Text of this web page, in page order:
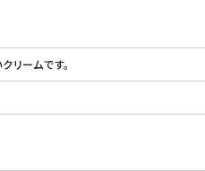
リームです。